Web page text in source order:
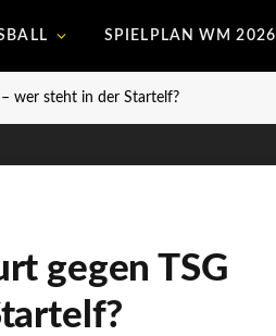
SPIELPLAN WM 2026
wer steht in der Startelf?
gegen TSG